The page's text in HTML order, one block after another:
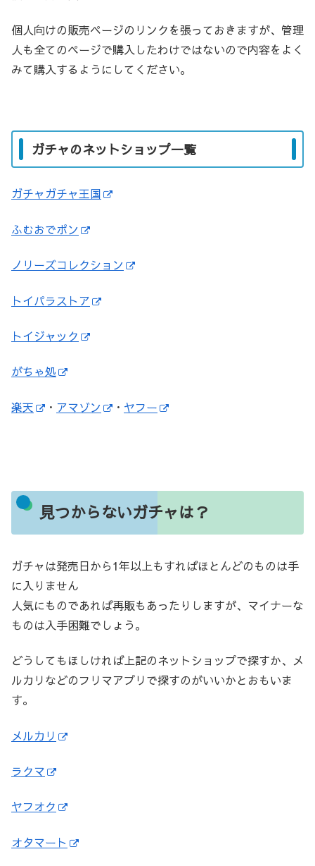
個人向けの販売ページのリンクを張っておきますが、管理
人も全てのページで購入したわけではないので内容をよく
みて購入するようにしてください。
ガチャのネットショップ一覧
ガチャガチャ王国
ふむおでポン
ノリーズコレクション
トイパラストア
トイジャック
がちゃ処
楽天 ・ アマゾン ・ ヤフー
見つからないガチャは？
ガチャは発売日から1年以上もすればほとんどのものは手
に入りません
人気にものであれば再販もあったりしますが、マイナーな
ものは入手困難でしょう。
どうしてもほしければ上記のネットショップで探すか、メ
ルカリなどのフリマアプリで探すのがいいかとおもいま
す。
メルカリ
ラクマ
ヤフオク
オタマート